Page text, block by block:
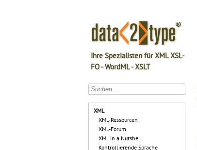
Ihre Spezialisten für XML XSL-
FO - WordML - XSLT
XML
XML-Ressourcen
XML-Forum
XML in a Nutshell
Kontrollierende Sprache